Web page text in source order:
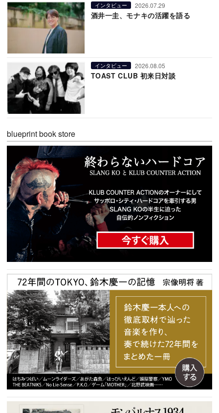
インタビュー 2026.07.29
酒井一圭、モナキの活躍を語る
インタビュー 2026.08.05
TOAST CLUB 初来日対談
blueprint book store